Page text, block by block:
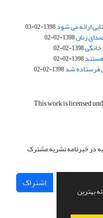
بهترین
ارائه می شود1398-02-03
زنان1398-02-02
1398-02-02
1398-02-02
فرستاده شد1398-02-02
This work is licensed
در خبرنامه نشریه مشترک
اشتراک